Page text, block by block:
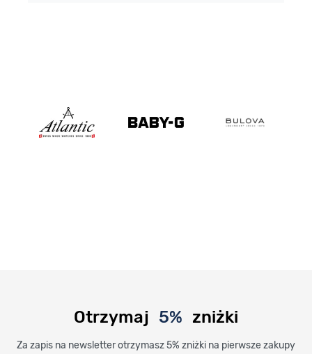
Otrzymaj 5% zniżki
Za zapis na newsletter otrzymasz 5% zniżki na pierwsze zakupy